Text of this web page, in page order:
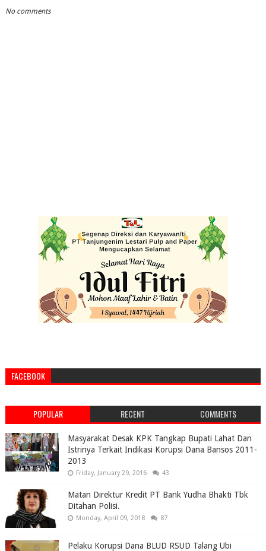
No comments
FACEBOOK
POPULAR RECENT COMMENTS
Masyarakat Desak KPK Tangkap Bupati Lahat Dan
Istrinya Terkait Indikasi Korupsi Dana Bansos 2011-
2013
Friday, January 29, 2016 43
Matan Direktur Kredit PT Bank Yudha Bhakti Tbk
Ditahan Polisi.
Monday, April 09, 2018 87
Pelaku Korupsi Dana BLUD RSUD Talang Ubi